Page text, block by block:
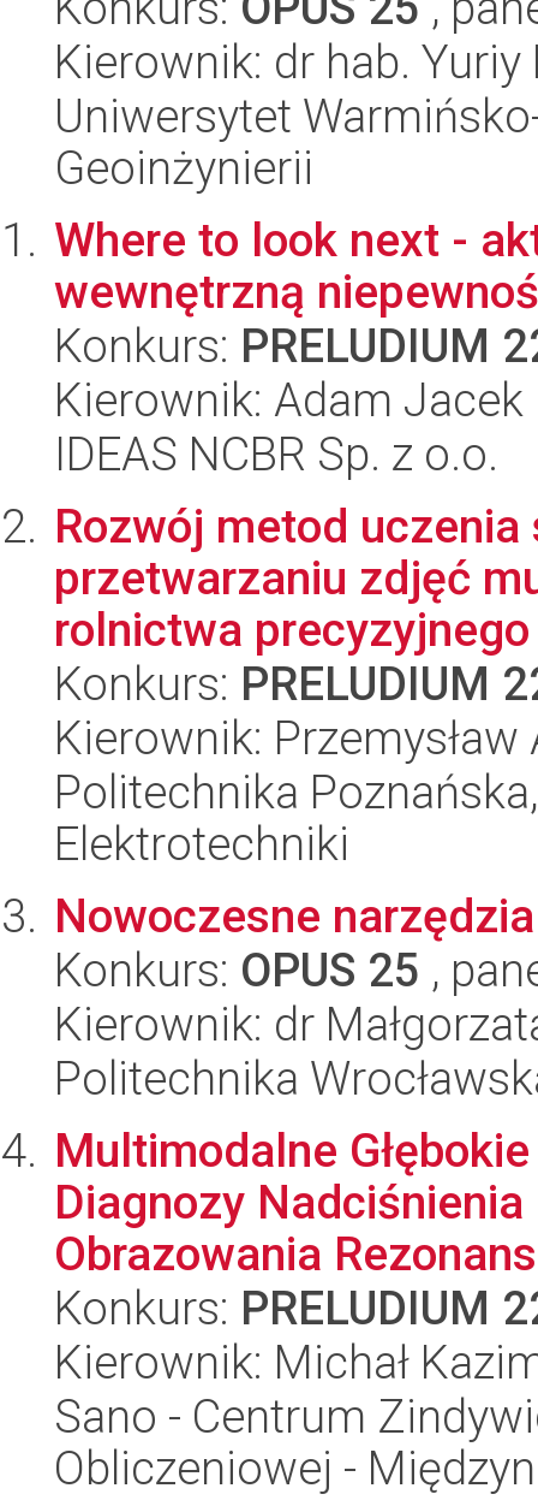
Kierownik: dr hab.
Uniwersytet
Geoinżynierii
Where to look next -
wewnętrzną
Konkurs: PRELUDIUM
Kierownik: Adam Jacek
IDEAS NCBR Sp. z o.o.
Rozwój metod uczenia
przetwarzaniu zdjęć
rolnictwa precyzyjnego
Konkurs: PRELUDIUM
Kierownik:
Politechnika
Elektrotechniki
Nowoczesne
Konkurs: OPUS 25 ,
Kierownik: dr
Politechnika
Multimodalne
Diagnozy
Obrazowania
Konkurs: PRELUDIUM
Kierownik: Michał
Sano - Centrum
Obliczeniowej -